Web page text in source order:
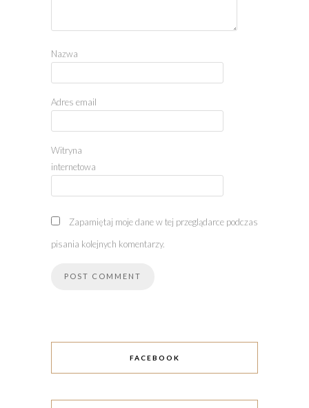
Nazwa
Adres email
Witryna
internetowa
Zapamiętaj moje dane w tej przeglądarce podczas
pisania kolejnych komentarzy.
FACEBOOK